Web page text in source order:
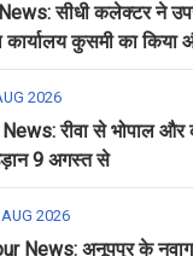
सीधी कलेक्टर ने
कुसमी का किया
2026
रीवा से भोपाल और
9 अगस्त से
2026
News: अनूपपुर के